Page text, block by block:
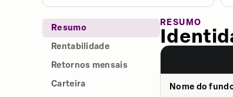
Resumo
Rentabilidade
Retornos mensais
Carteira
RESUMO
Nome do